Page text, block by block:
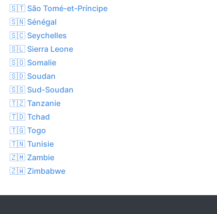
🇸🇹 São Tomé-et-Príncipe
🇸🇳 Sénégal
🇸🇨 Seychelles
🇸🇱 Sierra Leone
🇸🇴 Somalie
🇸🇩 Soudan
🇸🇸 Sud-Soudan
🇹🇿 Tanzanie
🇹🇩 Tchad
🇹🇬 Togo
🇹🇳 Tunisie
🇿🇲 Zambie
🇿🇼 Zimbabwe